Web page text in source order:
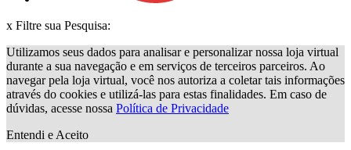
x Filtre sua Pesquisa:
Utilizamos seus dados para analisar e personalizar nossa loja virtual
durante a sua navegação e em serviços de terceiros parceiros. Ao
navegar pela loja virtual, você nos autoriza a coletar tais informações
através do cookies e utilizá-las para estas finalidades. Em caso de
dúvidas, acesse nossa Política de Privacidade
Entendi e Aceito